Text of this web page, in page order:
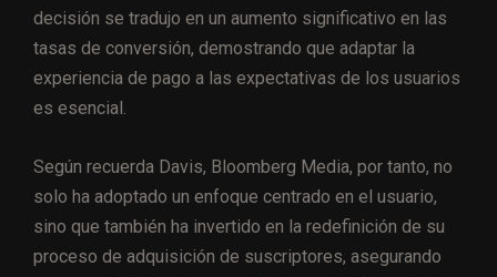
decisión se tradujo en un aumento significativo en las
tasas de conversión, demostrando que adaptar la
experiencia de pago a las expectativas de los usuarios
es esencial.
Según recuerda Davis, Bloomberg Media, por tanto, no
solo ha adoptado un enfoque centrado en el usuario,
sino que también ha invertido en la redefinición de su
proceso de adquisición de suscriptores, asegurando